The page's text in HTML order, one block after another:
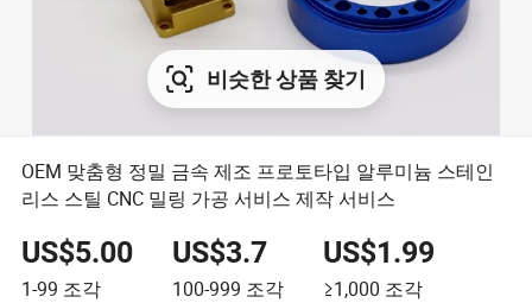
비슷한 상품 찾기
OEM 맞춤형 정밀 금속 제조 프로토타입 알루미늄 스테인
리스 스틸 CNC 밀링 가공 서비스 제작 서비스
US$5.00
1-99 조각
US$3.7
100-999 조각
US$1.99
≥1,000 조각